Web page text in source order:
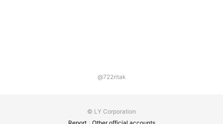
@722ritak
© LY Corporation